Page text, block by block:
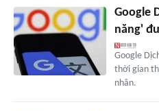
Google
năng'
Google
thời gian
nhân.